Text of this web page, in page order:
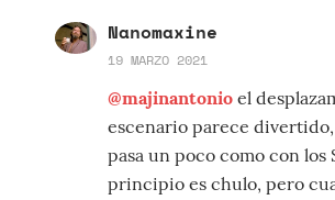
Nanomaxine
19 MARZO 2021
@majinantonio el
escenario parece
pasa un poco como con los
principio es chulo, pero